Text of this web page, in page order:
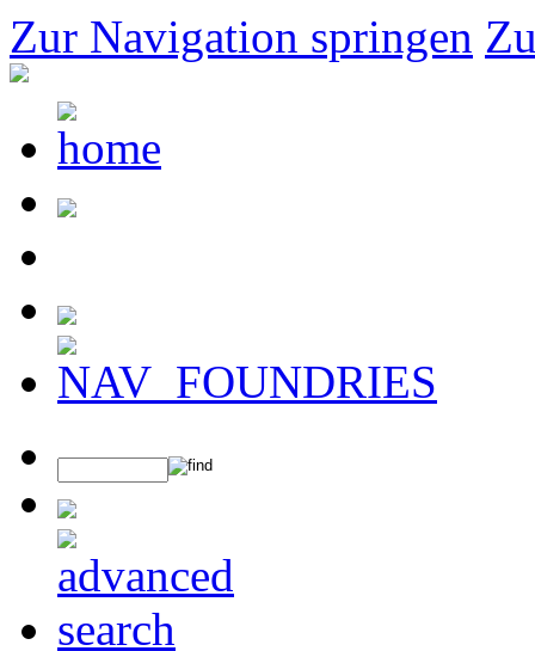
Zur Navigation springen